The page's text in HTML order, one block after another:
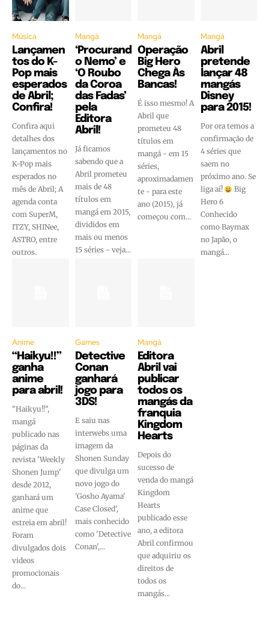
Música
Lançamen
tos do K-
Pop mais
esperados
de Abril;
Confira!
Confira aqui
detalhes dos
lançamentos no
K-Pop mais
esperados no
mês de Abril; A
agenda conta
com SuperM,
ITZY, SHINee,
ASTRO, entre
outros.
Mangá
‘Procurand
o Nemo’ e
‘O Roubo
da Coroa
das Fadas’
pela
Editora
Abril!
Já ficamos
sabendo que a
Abril prometeu
mais de 48
títulos em
mangá em 2015,
divididos em
mais ou menos
15 séries - veja...
Mangá
Operação
Big Hero
Chega Às
Bancas!
É isso mesmo! A
Abril que
prometeu 48
títulos em
mangá - em 15
séries,
aproximadamen
te - para este
ano (2015), já
começou com...
Mangá
Abril
pretende
lançar 48
mangás
Disney
para 2015!
Por ora temos a
confirmação de
4 séries que
saem no
próximo ano. Se
liga aí!
Big
Hero 6
Conhecido
como Baymax
no Japão, o
mangá...
Anime
“Haikyu!!”
ganha
anime
para abril!
"Haikyu!!",
mangá
publicado nas
páginas da
revista 'Weekly
Shonen Jump'
desde 2012,
ganhará um
anime que
estreia em abril!
Foram
divulgados dois
videos
promocionais
do...
Games
Detective
Conan
ganhará
jogo para
3DS!
E saiu nas
interwebs uma
imagem da
Shonen Sunday
que divulga um
novo jogo do
'Gosho Ayama'
Case Closed',
mais conhecido
como 'Detective
Conan',...
Mangá
Editora
Abril vai
publicar
todos os
mangás da
franquia
Kingdom
Hearts
Depois do
sucesso de
venda do mangá
Kingdom
Hearts
publicado esse
ano, a editora
Abril confirmou
que adquiriu os
direitos de
todos os
mangás...